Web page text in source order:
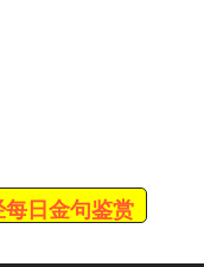
每日金句鉴赏